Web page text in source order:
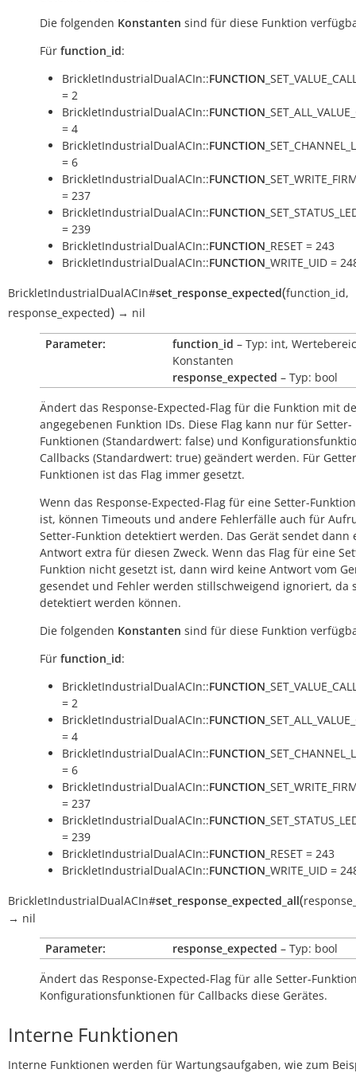
Die folgenden Konstanten sind für diese Funktion
Für function_id:
BrickletIndustrialDualACIn::FUNCTION
= 2
BrickletIndustrialDualACIn::FUNCTION
= 4
BrickletIndustrialDualACIn::FUNCTION
= 6
BrickletIndustrialDualACIn::FUNCTION
= 237
BrickletIndustrialDualACIn::FUNCTION
= 239
BrickletIndustrialDualACIn::FUNCTION _RESET = 243
BrickletIndustrialDualACIn::FUNCTION _WRITE_UID =
BrickletIndustrialDualACIn#set_response_expected(function_id,
response_expected) → nil
Parameter: function_id – Typ: int,
Konstanten
response_expected – Typ: bool
Ändert das Response-Expected-Flag für die Funktion mit
angegebenen Funktion IDs. Diese Flag kann nur für Setter-
Funktionen (Standardwert: false) und
Callbacks (Standardwert: true) geändert werden. Für
Funktionen ist das Flag immer gesetzt.
Wenn das Response-Expected-Flag für eine Setter-
ist, können Timeouts und andere Fehlerfälle auch für
Setter-Funktion detektiert werden. Das Gerät sendet dann
Antwort extra für diesen Zweck. Wenn das Flag für eine
Funktion nicht gesetzt ist, dann wird keine Antwort vom
gesendet und Fehler werden stillschweigend ignoriert, da
detektiert werden können.
Die folgenden Konstanten sind für diese Funktion
Für function_id:
BrickletIndustrialDualACIn::FUNCTION
= 2
BrickletIndustrialDualACIn::FUNCTION
= 4
BrickletIndustrialDualACIn::FUNCTION
= 6
BrickletIndustrialDualACIn::FUNCTION
= 237
BrickletIndustrialDualACIn::FUNCTION
= 239
BrickletIndustrialDualACIn::FUNCTION _RESET = 243
BrickletIndustrialDualACIn::FUNCTION _WRITE_UID =
BrickletIndustrialDualACIn#set_response_expected_all(
→ nil
Parameter:
response_expected – Typ: bool
Ändert das Response-Expected-Flag für alle Setter-
Konfigurationsfunktionen für Callbacks diese Gerätes.
Interne Funktionen
Interne Funktionen werden für Wartungsaufgaben, wie zum